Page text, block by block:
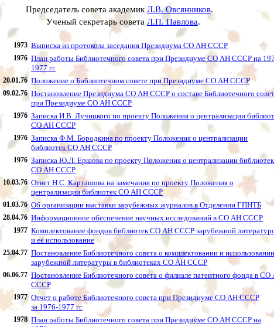
Председатель совета академик Л.В. Овсянников.
Ученый секретарь совета Л.П. Павлова.
1973 Выписка из протокола заседания Президиума СО АН СССР
1976 План работы Библиотечного совета при Президиуме СО АН СССР на
1977 гг.
20.01.76 Положение о Библиотечном совете при Президиуме СО АН СССР
09.02.76 Постановление Президиума СО АН СССР о составе Библиотечного
при Президиуме СО АН СССР
1976 Записка И.В. Лучицкого по проекту Положения о централизации
СО АН СССР
1976 Записка Ф.М. Бородкина по проекту Положения о централизации
библиотек СО АН СССР
1976 Записка Ю.Л. Ершова по проекту Положения о централизации библиотек
СО АН СССР
10.03.76 Ответ Н.С. Карташова на замечания по проекту Положения о
централизации библиотек СО АН СССР
01.03.76 Об организации выставки зарубежных журналов в Отделении ГПНТБ
28.04.76 Информационное обеспечение научных исследований в СО АН СССР
1977 Комплектование фондов библиотек СО АН СССР зарубежной
и ее использование
25.04.77 Постановление Библиотечного совета о комплектовании и использовании
зарубежной литературы в библиотеках СО АН СССР
06.06.77 Постановление Библиотечного совета о филиале патентного фонда в
СССР
1977 Отчет о работе Библиотечного совета при Президиуме СО АН СССР
за 1976-1977 гг.
1978 План работы Библиотечного совета при Президиуме СО АН СССР на